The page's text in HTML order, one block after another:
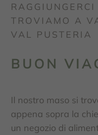
TROVIAMO A
VAL PUSTERIA
BUON
Il nostro maso si
appena sopra la
un negozio di